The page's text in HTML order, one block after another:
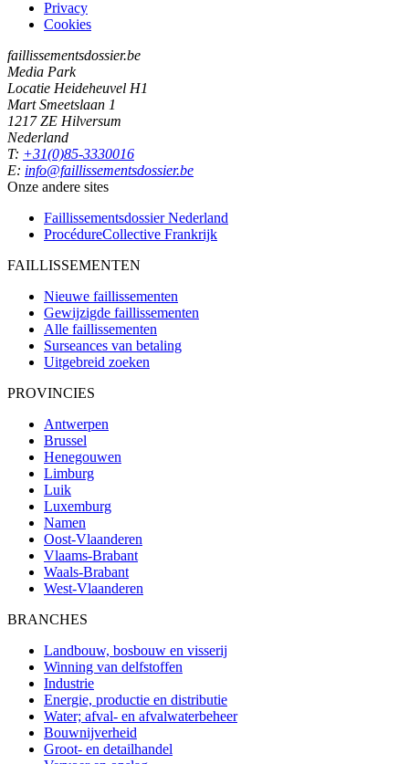
Privacy
Cookies
faillissementsdossier.be
Media Park
Locatie Heideheuvel H1
Mart Smeetslaan 1
1217 ZE Hilversum
Nederland
T: +31(0)85-3330016
E: info@faillissementsdossier.be
Onze andere sites
Faillissementsdossier Nederland
ProcédureCollective Frankrijk
FAILLISSEMENTEN
Nieuwe faillissementen
Gewijzigde faillissementen
Alle faillissementen
Surseances van betaling
Uitgebreid zoeken
PROVINCIES
Antwerpen
Brussel
Henegouwen
Limburg
Luik
Luxemburg
Namen
Oost-Vlaanderen
Vlaams-Brabant
Waals-Brabant
West-Vlaanderen
BRANCHES
Landbouw, bosbouw en visserij
Winning van delfstoffen
Industrie
Energie, productie en distributie
Water; afval- en afvalwaterbeheer
Bouwnijverheid
Groot- en detailhandel